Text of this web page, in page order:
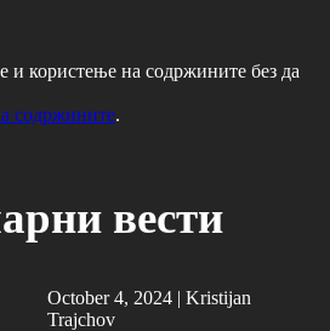
и користење на содржините без да
содржините.
вести
October 4, 2024 |Kristijan
Trajchov